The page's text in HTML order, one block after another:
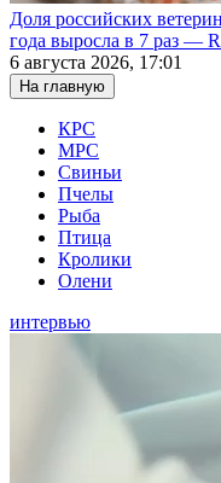
Доля российских
года выросла в 7 раз —
6 августа 2026, 17:01
На главную
КРС
МРС
Свиньи
Пчелы
Рыба
Птица
Кролики
Олени
интервью